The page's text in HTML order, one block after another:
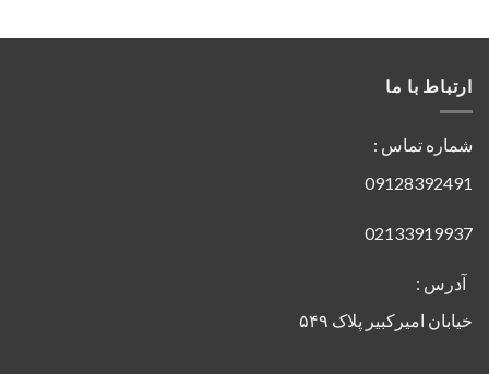
ارتباط با ما
شماره تماس :
09128392491
02133919937
آدرس :
خیابان امیرکبیر پلاک ۵۴۹